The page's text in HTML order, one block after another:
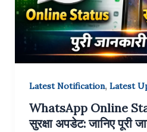
Latest Notification, Latest
WhatsApp Online
सुरक्षा अपडेट: जानिए पूरी